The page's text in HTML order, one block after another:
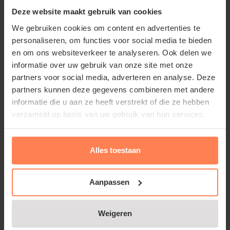
Deze website maakt gebruik van cookies
We gebruiken cookies om content en advertenties te
personaliseren, om functies voor social media te bieden
en om ons websiteverkeer te analyseren. Ook delen we
informatie over uw gebruik van onze site met onze
partners voor social media, adverteren en analyse. Deze
partners kunnen deze gegevens combineren met andere
informatie die u aan ze heeft verstrekt of die ze hebben
verzameld op basis van uw gebruik van hun services.
Alles toestaan
Aanpassen
Weigeren
aangeplant waar hij prima combineert met heesters,
struiken en vaste planten. De Lythrum salicaria
verliest in het najaar zijn blad maar is goed
winterhard.
Zoekt u een rijkbloeiende tuinvariant? Bekijk dan
ookLythrum salicaria ‘Robert’, een veredelde
selectie die bekendstaat om zijn extra uitbundige
Standplaats Lythrum salicaria in de
volle grond of vochtige grond